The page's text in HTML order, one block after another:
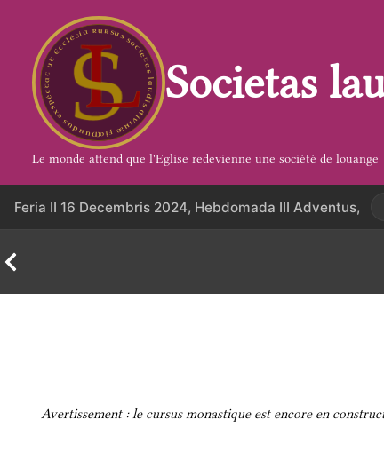
contenu
Societas
Le monde attend que l'Eglise redevienne une société de louange
Feria II 16 Decembris 2024, Hebdomada III Adventus,
Avertissement : le cursus monastique est encore en